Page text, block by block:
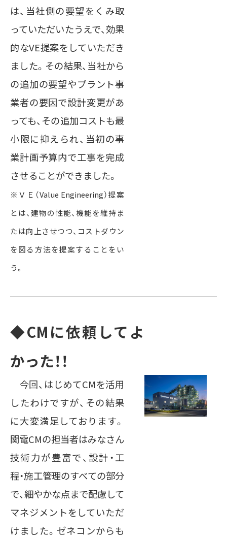
は、当社側の要望をくみ取
っていただいたうえで、効果
的なVE提案をしていただき
ました。その結果、当社から
の追加の要望やプラント事
業者の要因で設計変更があ
っても、その追加コストも最
小限に抑えられ、当初の事
業計画予算内で工事を完成
させることができました。
※ＶＥ（Value Engineering）提案
とは、建物の性能、機能を維持ま
たは向上させつつ、コストダウン
を図る方法を提案することをい
う。
◆CMに依頼してよ
かった！！
今回、はじめてCMを活用
したわけですが、その結果
に大変満足しております。
関電CMの担当者はみなさん
技術力が豊富で、設計・工
程・施工管理のすべての部分
で、細やかな点まで配慮して
マネジメントをしていただ
けました。ゼネコンからも